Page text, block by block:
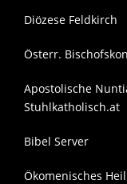
Diözese Feldkirch
Österr.
Apostolische
Stuhlkatholisch.at
Bibel Server
Ökomenisches